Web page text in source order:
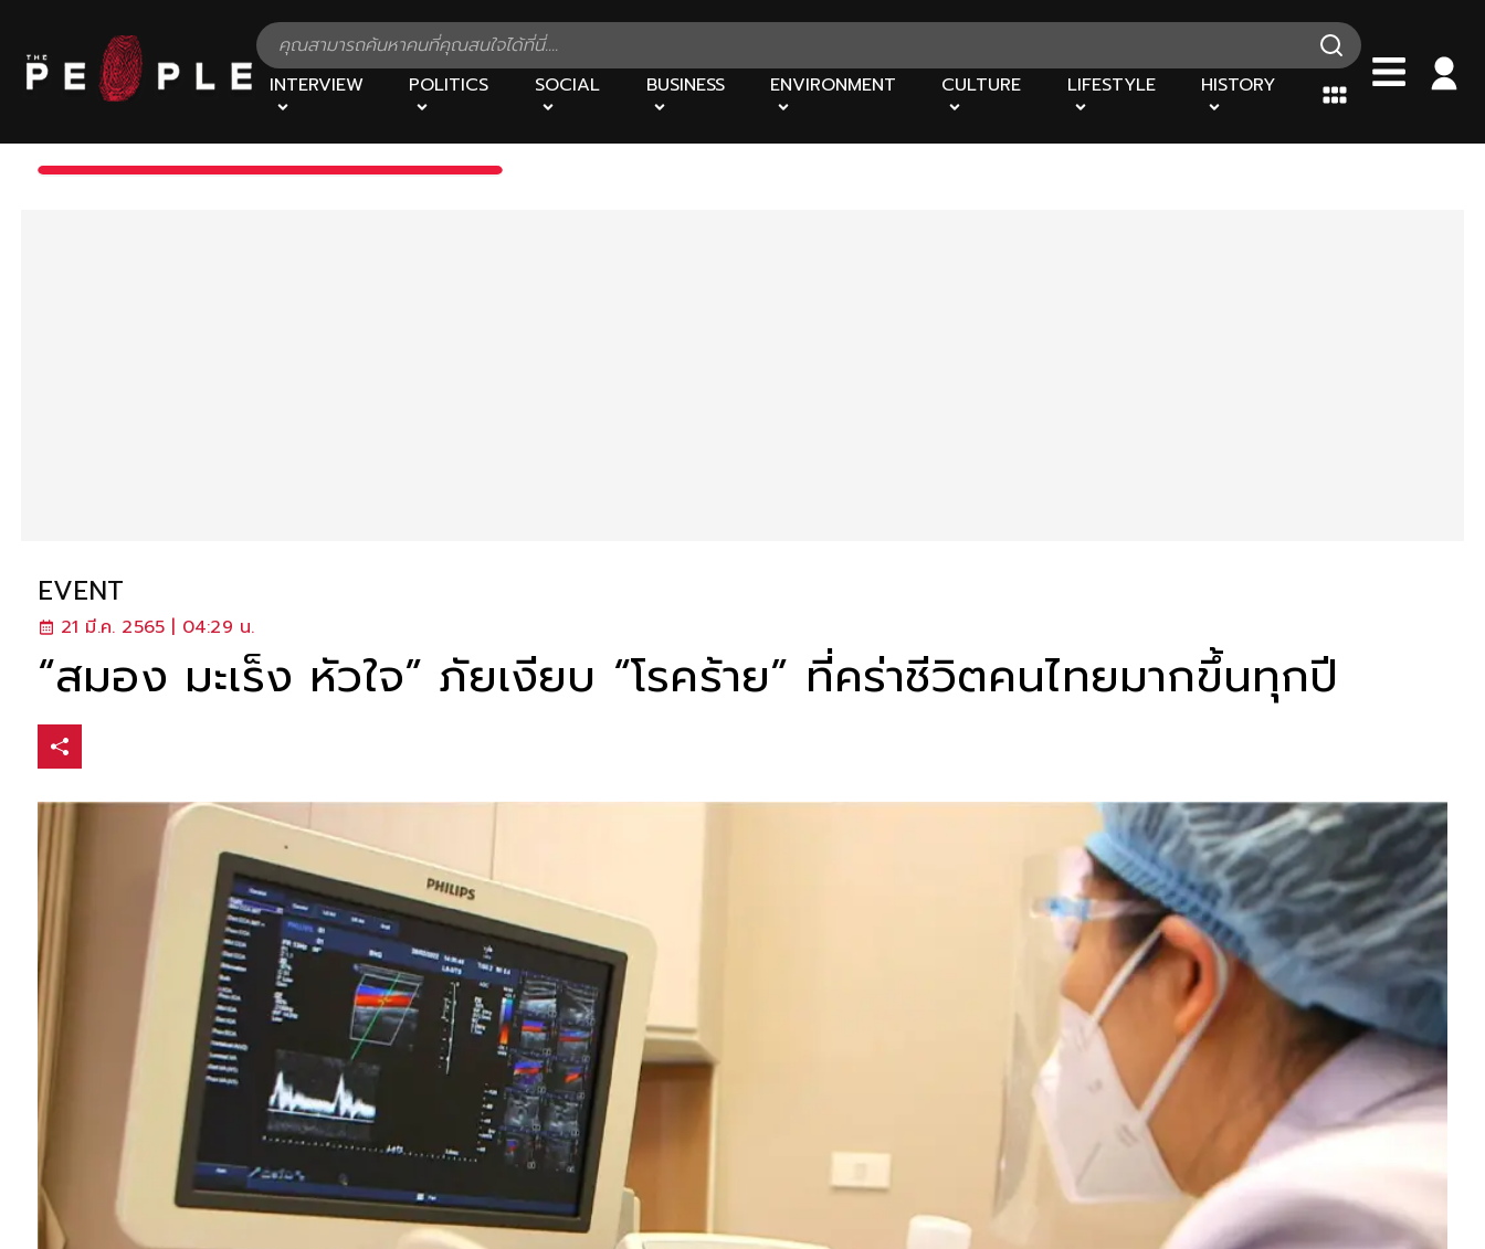
INTERVIEW POLITICS SOCIAL BUSINESS ENVIRONMENT CULTURE LIFESTYLE HISTORY
EVENT
21 มี.ค. 2565 | 04:29 น.
“สมอง มะเร็ง หัวใจ” ภัยเงียบ “โรคร้าย” ที่คร่าชีวิตคนไทยมากขึ้นทุกปี